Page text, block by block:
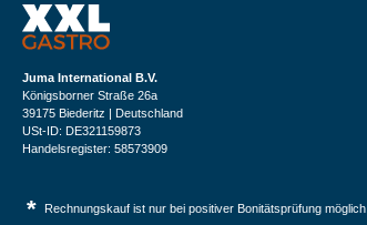
Juma International B.V.
Königsborner Straße 26a
39175 Biederitz | Deutschland
USt-ID: DE321159873
Handelsregister: 58573909
* Rechnungskauf ist nur bei positiver Bonitätsprüfung möglich.